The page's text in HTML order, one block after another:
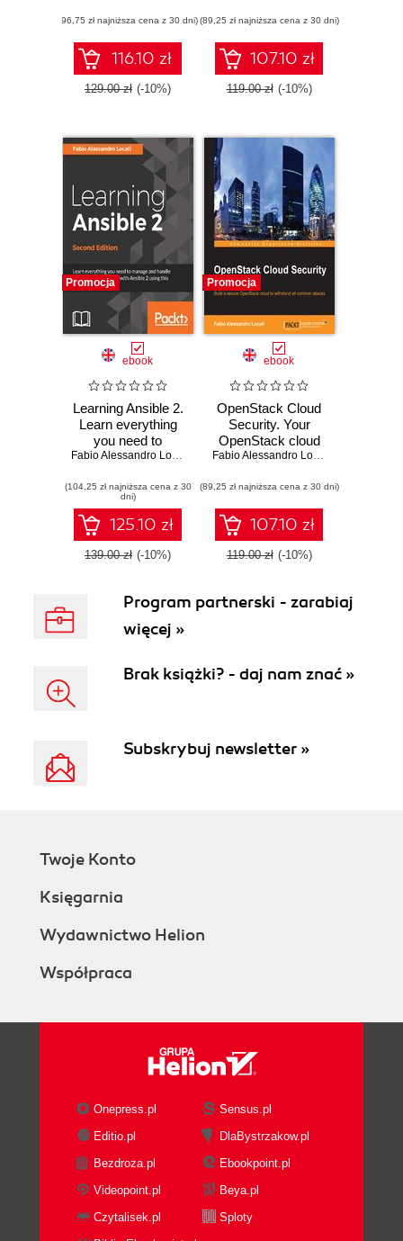
deploy applications
with Ansible 2.9
(96,75 zł najniższa cena z 30 dni)
116.10 zł
129.00 zł (-10%)
Edition
(89,25 zł najniższa cena z 30 dni)
107.10 zł
119.00 zł (-10%)
Promocja
ebook
Learning Ansible 2.
Learn everything
you need to
manage and
systems with ease
with Ansible 2
using this
comprehensive
guide - Second
Fabio Alessandro Locati
(104,25 zł najniższa cena z 30
dni)
125.10 zł
139.00 zł (-10%)
Promocja
ebook
OpenStack Cloud
Security. Your
OpenStack cloud
storage contains all
computing
resources and
potentially
sensitive data –
secure it with this
Fabio Alessandro Locati
(89,25 zł najniższa cena z 30 dni)
107.10 zł
119.00 zł (-10%)
Program partnerski - zarabiaj
więcej »
Brak książki? - daj nam znać »
Subskrybuj newsletter »
Twoje Konto
Księgarnia
Wydawnictwo Helion
Współpraca
Onepress.pl
Sensus.pl
Editio.pl
DlaBystrzakow.pl
Bezdroza.pl
Ebookpoint.pl
Videopoint.pl
Beya.pl
Czytalisek.pl
Sploty